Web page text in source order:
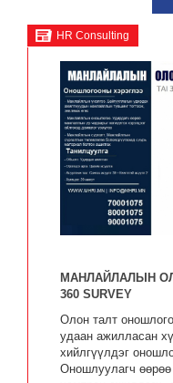
HR Consulting
МАНЛАЙЛАЛЫН
360 SURVEY
Олон талт
удаан ажилласан
хийлгүүлдэг
Оношлуулагч өөрөө